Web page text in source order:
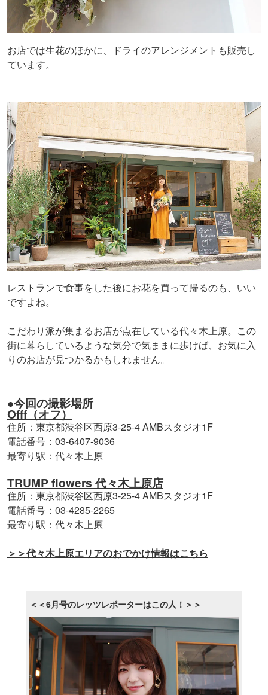
お店では生花のほかに、ドライのアレンジメントも販売し
ています。
レストランで食事をした後にお花を買って帰るのも、いい
ですよね。
こだわり派が集まるお店が点在している代々木上原。この
街に暮らしているような気分で気ままに歩けば、お気に入
りのお店が見つかるかもしれません。
●今回の撮影場所
Offf（オフ）
住所：東京都渋谷区西原3-25-4 AMBスタジオ1F
電話番号：03-6407-9036
最寄り駅：代々木上原
TRUMP flowers 代々木上原店
住所：東京都渋谷区西原3-25-4 AMBスタジオ1F
電話番号：03-4285-2265
最寄り駅：代々木上原
＞＞代々木上原エリアのおでかけ情報はこちら
＜＜6月号のレッツレポーターはこの人！＞＞